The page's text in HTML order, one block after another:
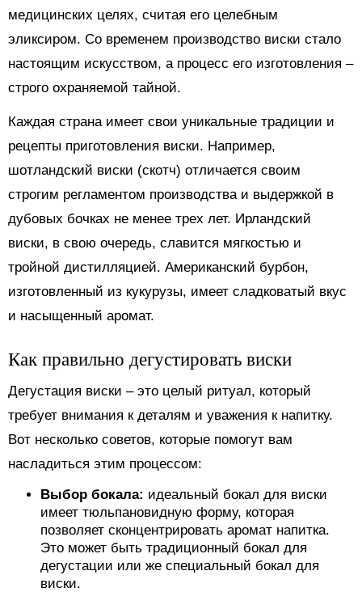
медицинских целях, считая его целебным
эликсиром. Со временем производство виски стало
настоящим искусством, а процесс его изготовления –
строго охраняемой тайной.
Каждая страна имеет свои уникальные традиции и
рецепты приготовления виски. Например,
шотландский виски (скотч) отличается своим
строгим регламентом производства и выдержкой в
дубовых бочках не менее трех лет. Ирландский
виски, в свою очередь, славится мягкостью и
тройной дистилляцией. Американский бурбон,
изготовленный из кукурузы, имеет сладковатый вкус
и насыщенный аромат.
Как правильно дегустировать виски
Дегустация виски – это целый ритуал, который
требует внимания к деталям и уважения к напитку.
Вот несколько советов, которые помогут вам
насладиться этим процессом:
Выбор бокала: идеальный бокал для виски
имеет тюльпановидную форму, которая
позволяет сконцентрировать аромат напитка.
Это может быть традиционный бокал для
дегустации или же специальный бокал для
виски.